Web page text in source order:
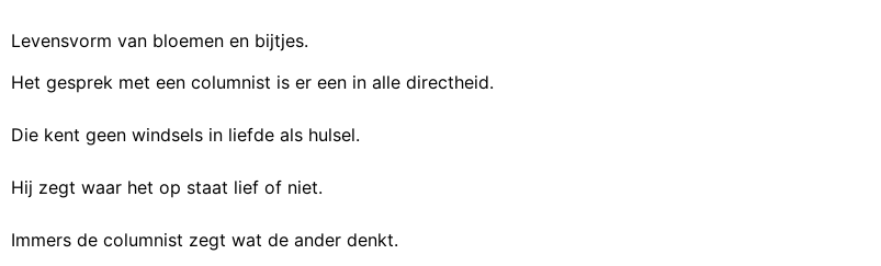
Levensvorm van bloemen en bijtjes.
Het gesprek met een columnist is er een in alle directheid.
Die kent geen windsels in liefde als hulsel.
Hij zegt waar het op staat lief of niet.
Immers de columnist zegt wat de ander denkt.